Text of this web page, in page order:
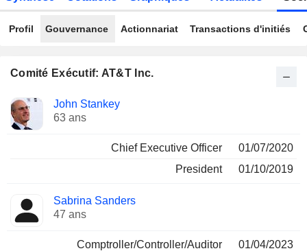
Profil Gouvernance Actionnariat Transactions d'initiés
Comité Exécutif: AT&T Inc.
Dirigeant
Fonctions
occupées
John Stankey
63 ans
Chief Executive Officer
01/07/2020
President
01/10/2019
Sabrina Sanders
47 ans
Comptroller/Controller/Auditor 01/04/2023